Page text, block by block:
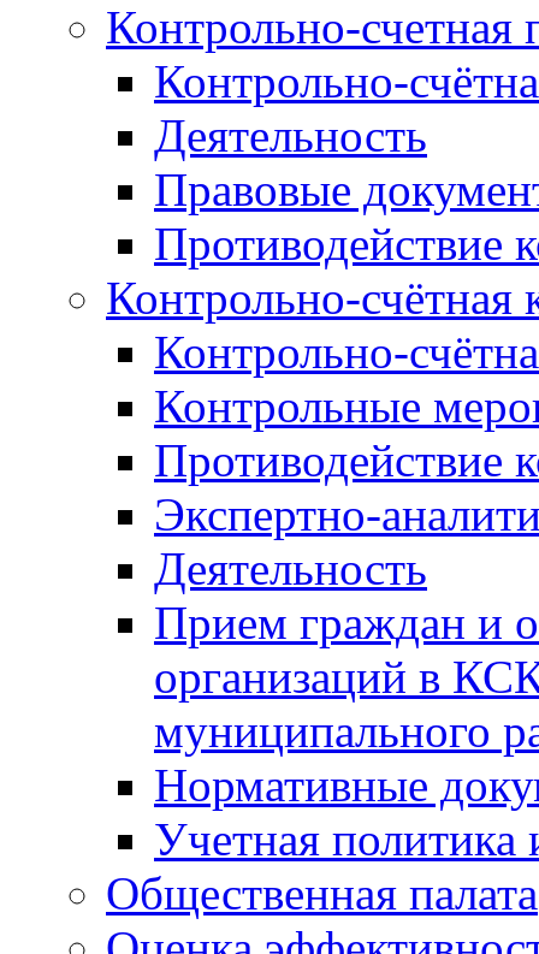
Контрольно-счетная
Контрольно-
Деятельность
Правовые
Противодействие
Контрольно-счётная
Контрольно-
Контрольные
Противодействие
Экспертно-
Деятельность
Прием граждан и
организаций в
муниципального
Нормативные
Учетная политика
Общественная палата